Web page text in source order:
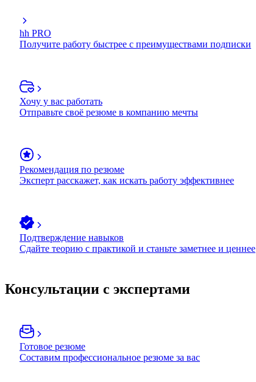
hh PRO
Получите работу быстрее с преимуществами подписки
Хочу у вас работать
Отправьте своё резюме в компанию мечты
Рекомендация по резюме
Эксперт расскажет, как искать работу эффективнее
Подтверждение навыков
Сдайте теорию с практикой и станьте заметнее и ценнее
Консультации с экспертами
Готовое резюме
Составим профессиональное резюме за вас